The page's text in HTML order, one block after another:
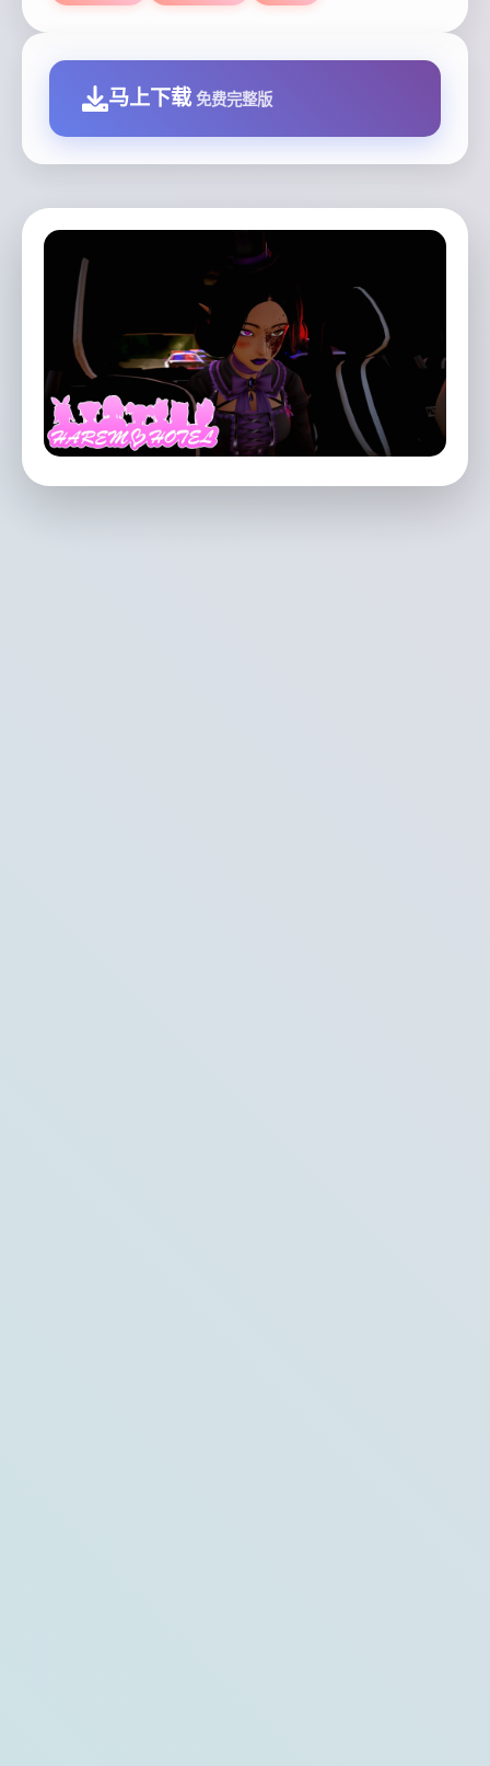
马上下载 免费完整版